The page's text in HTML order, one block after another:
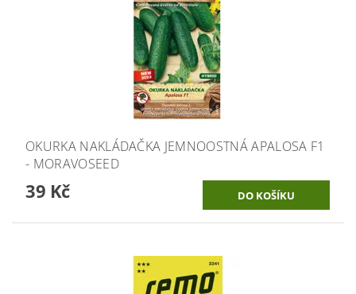
OKURKA NAKLÁDAČKA JEMNOOSTNÁ APALOSA F1
- MORAVOSEED
39 Kč